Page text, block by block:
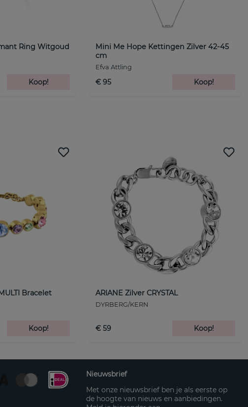
Ring Witgoud
Koop!
Mini Me Hope Kettingen Zilver 42-45
cm
Efva Attling
€ 95 Koop!
Bracelet
Koop!
ARIANE Zilver CRYSTAL
DYRBERG/KERN
€ 59 Koop!
Nieuwsbrief
Met onze nieuwsbrief ben je als eerste op
de hoogte van nieuws en aanbiedingen.